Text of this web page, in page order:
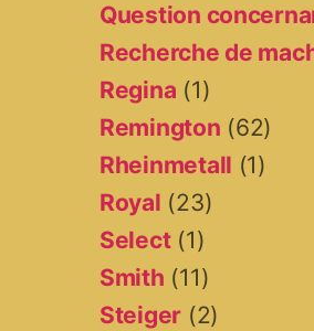
Question
Recherche de
Regina (1)
Remington (62)
Rheinmetall (1)
Royal (23)
Select(1)
Smith (11)
Steiger (2)